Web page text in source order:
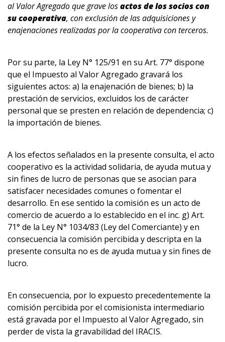
al Valor Agregado que grave losactos de los socios con
su cooperativa, con exclusión de las adquisiciones y
enajenaciones realizadas por la cooperativa con terceros.
Por su parte, la Ley N° 125/91 en su Art. 77° dispone
que el Impuesto al Valor Agregado gravará los
siguientes actos: a) la enajenación de bienes; b) la
prestación de servicios, excluidos los de carácter
personal que se presten en relación de dependencia; c)
la importación de bienes.
A los efectos señalados en la presente consulta, el acto
cooperativo es la actividad solidaria, de ayuda mutua y
sin fines de lucro de personas que se asocian para
satisfacer necesidades comunes o fomentar el
desarrollo. En ese sentido la comisión es un acto de
comercio de acuerdo a lo establecido en el inc. g) Art.
71° de la Ley N° 1034/83 (Ley del Comerciante) y en
consecuencia la comisión percibida y descripta en la
presente consulta no es de ayuda mutua y sin fines de
lucro.
En consecuencia, por lo expuesto precedentemente la
comisión percibida por el comisionista intermediario
está gravada por el Impuesto al Valor Agregado, sin
perder de vista la gravabilidad del IRACIS.